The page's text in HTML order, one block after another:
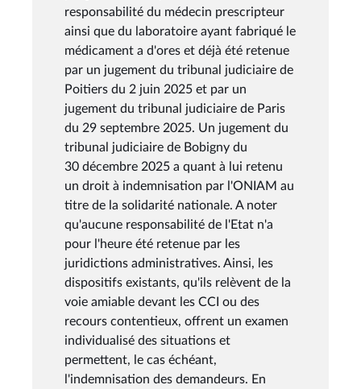
responsabilité du médecin prescripteur
ainsi que du laboratoire ayant fabriqué le
médicament a d'ores et déjà été retenue
par un jugement du tribunal judiciaire de
Poitiers du 2 juin 2025 et par un
jugement du tribunal judiciaire de Paris
du 29 septembre 2025. Un jugement du
tribunal judiciaire de Bobigny du
30 décembre 2025 a quant à lui retenu
un droit à indemnisation par l'ONIAM au
titre de la solidarité nationale. A noter
qu'aucune responsabilité de l'Etat n'a
pour l'heure été retenue par les
juridictions administratives. Ainsi, les
dispositifs existants, qu'ils relèvent de la
voie amiable devant les CCI ou des
recours contentieux, offrent un examen
individualisé des situations et
permettent, le cas échéant,
l'indemnisation des demandeurs. En